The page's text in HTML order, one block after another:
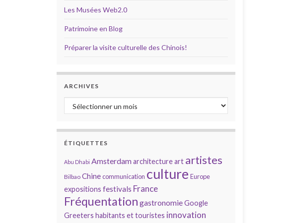
Les Musées Web2.0
Patrimoine en Blog
Préparer la visite culturelle des Chinois!
ARCHIVES
Archives
ÉTIQUETTES
Abu Dhabi Amsterdamarchitectureart artistes
Bilbao Chinecommunication culture Europe
expositions festivals France
Fréquentation gastronomieGoogle
Greeters habitants et touristes innovation